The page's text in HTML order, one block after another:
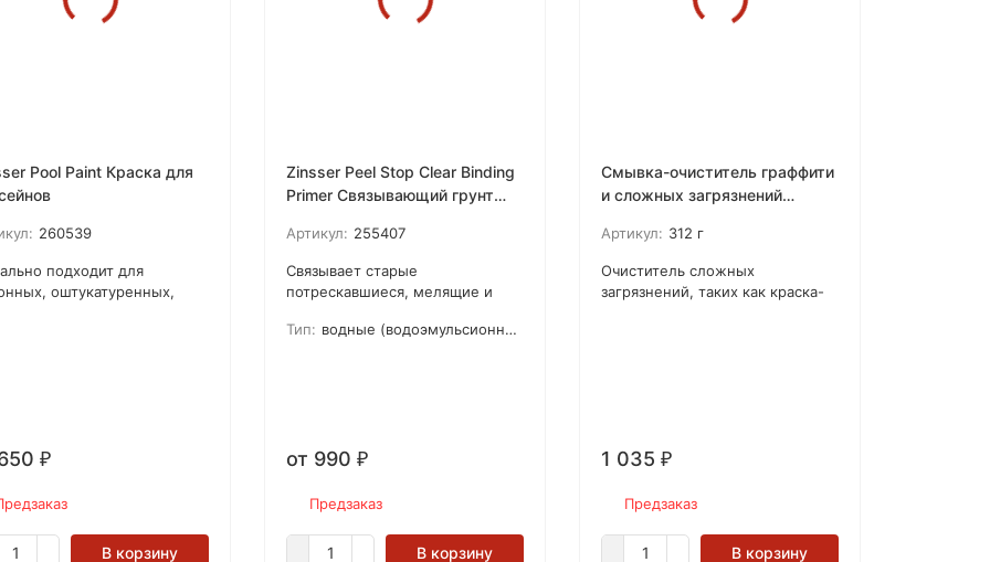
Pool Paint Краска для
260539
подходит для
оштукатуренных,
окрашенные
составами!
₽
В корзину
Zinsser Peel Stop Clear Binding
Primer Связывающий грунт
мелящих поверхностей
Артикул: 255407
Связывает старые
потрескавшиеся, мелящие и
поверхности Заполняет
Тип: водные (водоэмульсионные)
от 990 ₽
Предзаказ
В корзину
Смывка-очиститель граффити
и сложных загрязнений
Артикул: 312 г
Очиститель сложных
загрязнений, таких как краска-
1 035 ₽
Предзаказ
В корзину